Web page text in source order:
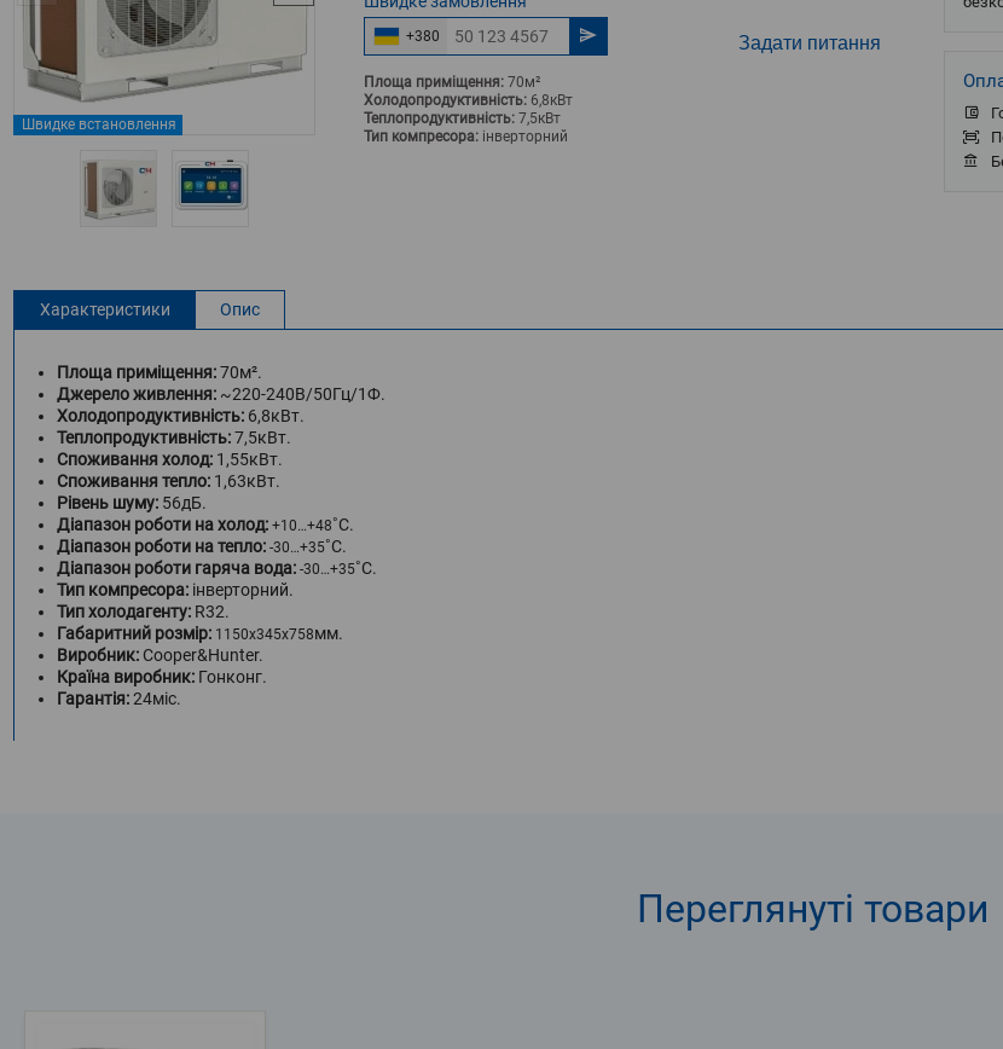
Швидке встановлення
+380 Задати питання
Площа приміщення: 70м²
Холодопродуктивність: 6,8кВт
Теплопродуктивність: 7,5кВт
Тип компресора: інверторний
Характеристики Опис
Площа приміщення:70м².
Джерело живлення: ~220-240В/50Гц/1Ф.
Холодопродуктивність: 6,8кВт.
Теплопродуктивність:7,5кВт.
Споживання холод: 1,55кВт.
Споживання тепло: 1,63кВт.
Рівень шуму: 56дБ.
Діапазон роботи на холод: +10…+48˚С.
Діапазон роботи на тепло: -30…+35˚С.
Діапазон роботи гаряча вода: -30…+35˚С.
Тип компресора: інверторний.
Тип холодагенту: R32.
Габаритний розмір: 1150x345x758мм.
Виробник: Cooper&Hunter.
Країна виробник: Гонконг.
Гарантія:24міс.
Переглянуті товари